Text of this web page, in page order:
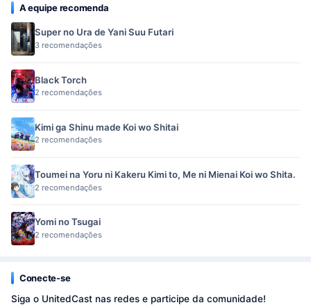
A equipe recomenda
Super no Ura de Yani Suu Futari
3 recomendações
Black Torch
2 recomendações
Kimi ga Shinu made Koi wo Shitai
2 recomendações
Toumei na Yoru ni Kakeru Kimi to, Me ni Mienai Koi wo Shita.
2 recomendações
Yomi no Tsugai
2 recomendações
Conecte-se
Siga o UnitedCast nas redes e participe da comunidade!